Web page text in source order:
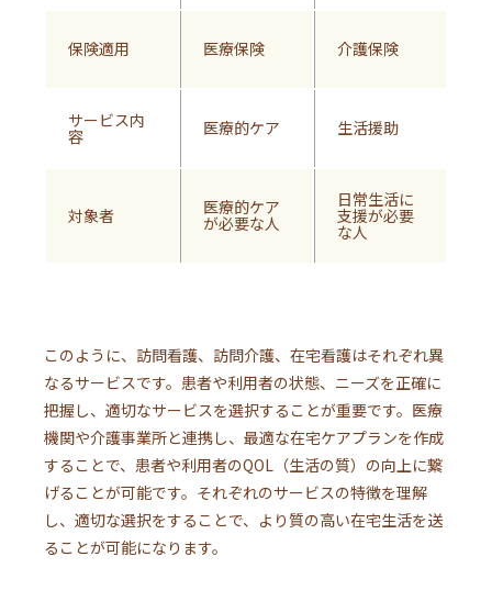
保険適用 医療保険 介護保険
サービス内
容 医療的ケア 生活援助
対象者 医療的ケア
が必要な人
日常生活に
支援が必要
な人
このように、訪問看護、訪問介護、在宅看護はそれぞれ異
なるサービスです。患者や利用者の状態、ニーズを正確に
把握し、適切なサービスを選択することが重要です。医療
機関や介護事業所と連携し、最適な在宅ケアプランを作成
することで、患者や利用者のQOL（生活の質）の向上に繋
げることが可能です。それぞれのサービスの特徴を理解
し、適切な選択をすることで、より質の高い在宅生活を送
ることが可能になります。